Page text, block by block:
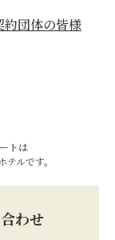
約団体の皆様
トは
ルです。
わせ